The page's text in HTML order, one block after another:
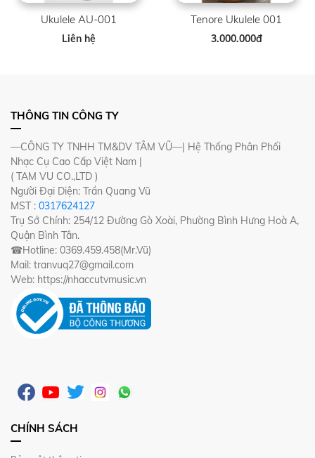
Ukulele AU-001
Liên hệ
Tenore Ukulele 001
3.000.000đ
THÔNG TIN CÔNG TY
—CÔNG TY TNHH TM&DV TÂM VŨ—| Hệ Thống Phân Phối
Nhạc Cụ Cao Cấp Việt Nam |
( TAM VU CO.,LTD )
Người Đại Diện: Trần Quang Vũ
MST : 0317624127
Trụ Sở Chính: 254/12 Đường Gò Xoài, Phường Bình Hưng Hoà A,
Quận Bình Tân.
☎Hotline: 0369.459.458(Mr.Vũ)
Mail: tranvuq27@gmail.com
Web: https://nhaccutvmusic.vn
CHÍNH SÁCH